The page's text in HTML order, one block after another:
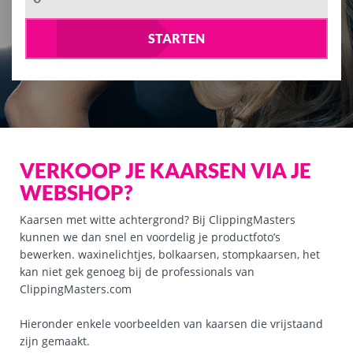
STARTEN
VERKOOP JE KAARSEN VIA JE
WEBSHOP?
Kaarsen met witte achtergrond? Bij ClippingMasters
kunnen we dan snel en voordelig je productfoto’s
bewerken. waxinelichtjes, bolkaarsen, stompkaarsen, het
kan niet gek genoeg bij de professionals van
ClippingMasters.com
Hieronder enkele voorbeelden van kaarsen die vrijstaand
zijn gemaakt.